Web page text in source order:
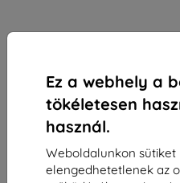
Ez a webhely a
tökéletesen
használ.
Weboldalunkon sütiket
elengedhetetlenek az
3MK Foil 1UP Xiaomi
védőfólia, 3 db
Alkalmas: Xiaomi REDMI 9A